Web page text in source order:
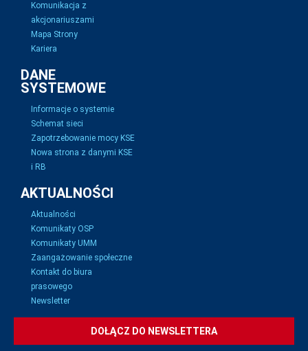
Komunikacja z
akcjonariuszami
Mapa Strony
Kariera
DANE
SYSTEMOWE
Informacje o systemie
Schemat sieci
Zapotrzebowanie mocy KSE
Nowa strona z danymi KSE
i RB
AKTUALNOŚCI
Aktualności
Komunikaty OSP
Komunikaty UMM
Zaangażowanie społeczne
Kontakt do biura
prasowego
Newsletter
DOŁĄCZ DO NEWSLETTERA